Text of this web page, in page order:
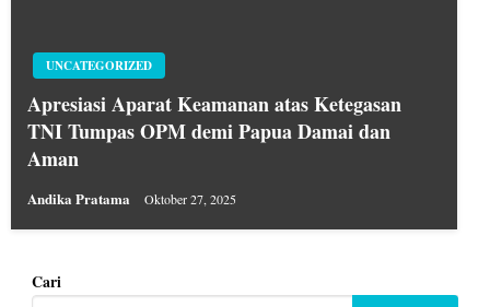
UNCATEGORIZED
Apresiasi Aparat Keamanan atas Ketegasan
TNI Tumpas OPM demi Papua Damai dan
Aman
Andika Pratama Oktober 27, 2025
Cari